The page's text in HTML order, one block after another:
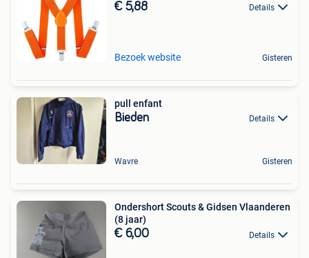
€ 5,88 Details
Bezoek website Gisteren
pull enfant
Bieden Details
Wavre Gisteren
Ondershort Scouts & Gidsen Vlaanderen
(8 jaar)
€ 6,00 Details